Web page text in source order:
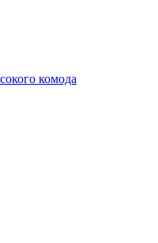
комода